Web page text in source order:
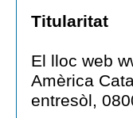
Titularitat
El lloc web
Amèrica
entresòl,